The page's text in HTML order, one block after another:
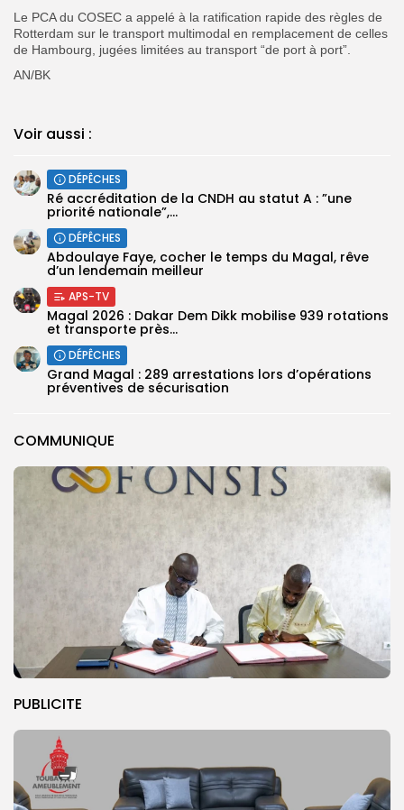
COMMUNIQUE
PUBLICITE
Le PCA du COSEC a appelé à la ratification rapide des règles de
Rotterdam sur le transport multimodal en remplacement de celles
de Hambourg, jugées limitées au transport “de port à port”.
AN/BK
Voir aussi :
DÉPÊCHES
Ré accréditation de la CNDH au statut A : ”une
priorité nationale”,...
DÉPÊCHES
Abdoulaye Faye, cocher le temps du Magal, rêve
d’un lendemain meilleur
APS-TV
Magal 2026 : Dakar Dem Dikk mobilise 939 rotations
et transporte près...
DÉPÊCHES
Grand Magal : 289 arrestations lors d’opérations
préventives de sécurisation